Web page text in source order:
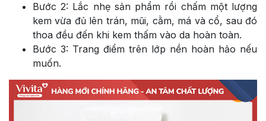
Bước 2: Lắc nhẹ sản phẩm rồi chấm một lượng
kem vừa đủ lên trán, mũi, cằm, má và cổ, sau đó
thoa đều đến khi kem thấm vào da hoàn toàn.
Bước 3: Trang điểm trên lớp nền hoàn hảo nếu
muốn.